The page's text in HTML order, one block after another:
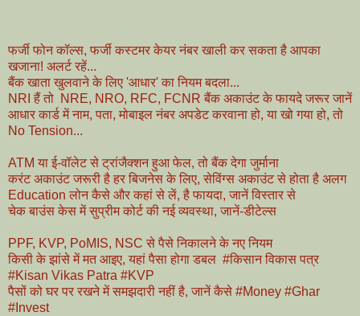
फर्जी फोन कॉल्स, फर्जी कस्टमर केयर नंबर खाली कर सकता है आपका
खजाना! अलर्ट रहें...
बैंक खाता खुलवाने के लिए 'आधार' का नियम बदला...
NRI हैं तो NRE, NRO, RFC, FCNR बैंक अकाउंट के फायदे जरूर जानें
आधार कार्ड में नाम, पता, मोबाइल नंबर अपडेट करवाना हो, या खो गया हो, तो
No Tension...
ATM या ई-वॉलेट से ट्रांजैक्शन हुआ फेल, तो बैंक देगा जुर्माना
करंट अकाउंट जरूरी है हर बिजनेस के लिए, सेविंग्स अकाउंट से होता है अलग
Education लोन कैसे और कहां से लें, है फायदा, जानें विस्तार से
चेक बाउंस केस में सुप्रीम कोर्ट की नई व्यवस्था, जानें-डीटेल्स
PPF, KVP, PoMIS, NSC से पैसे निकालने के नए नियम
किसी के झांसे में मत आइए, यहां पैसा होगा डबल #किसान विकास पत्र
#Kisan Vikas Patra #KVP
पैसों को घर पर रखने में समझदारी नहीं है, जानें कैसे #Money #Ghar
#Invest